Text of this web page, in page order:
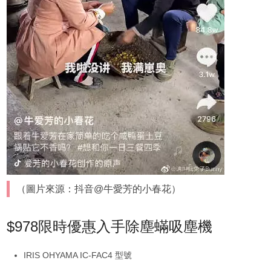
（圖片來源：抖音@牛愛芳的小春花）
$978限時優惠入手除塵蟎吸塵機
IRIS OHYAMA IC-FAC4 型號